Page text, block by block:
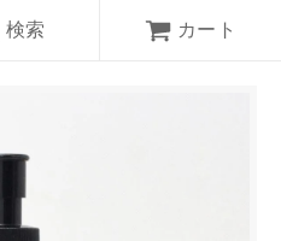
検索 カート